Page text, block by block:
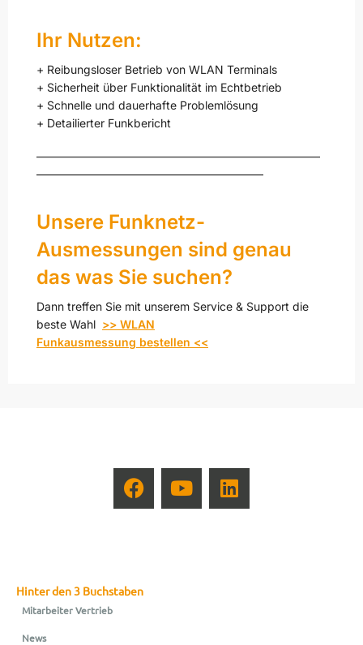
Ihr Nutzen:
+ Reibungsloser Betrieb von WLAN Terminals
+ Sicherheit über Funktionalität im Echtbetrieb
+ Schnelle und dauerhafte Problemlösung
+ Detailierter Funkbericht
—————————————————————————
————————————————————
Unsere Funknetz-
Ausmessungen sind genau
das was Sie suchen?
Dann treffen Sie mit unserem Service & Support die
beste Wahl >> WLAN
Funkausmessung bestellen <<
Hinter den 3 Buchstaben
Mitarbeiter Vertrieb
News